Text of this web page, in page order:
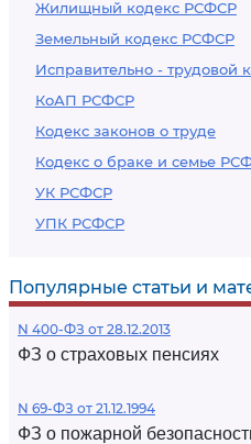
Жилищный кодекс РСФСР
Земельный кодекс РСФСР
Исправительно - трудовой
КоАП РСФСР
Кодекс законов о труде
Кодекс о браке и семье
УК РСФСР
УПК РСФСР
Популярные статьи и
N 400-ФЗ от 28.12.2013
ФЗ о страховых пенсиях
N 69-ФЗ от 21.12.1994
ФЗ о пожарной